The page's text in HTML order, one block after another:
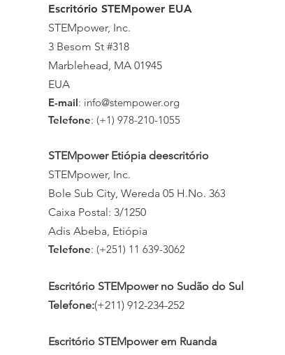
Escritório STEMpower EUA
STEMpower, Inc.
3 Besom St #318
Marblehead, MA 01945
EUA
E-mail: info@stempower.org
Telefone: (+1) 978-210-1055
STEMpower Etiópia deescritório
STEMpower, Inc.
Bole Sub City, Wereda 05 H.No. 363
Caixa Postal: 3/1250
Adis Abeba, Etiópia
Telefone: (+251) 11 639-3062
Escritório STEMpower no Sudão do Sul
Telefone:(+211) 912-234-252
Escritório STEMpower em Ruanda